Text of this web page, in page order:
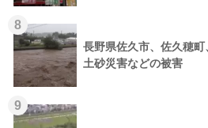
8
長野県佐久市、佐久穂
土砂災害などの被害
9